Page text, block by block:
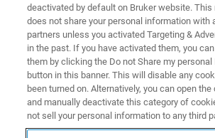
时间。
联系我们
deactivated by default on Bruker website. This
does not share your personal information with
partners unless you activated Targeting &
in the past. If you have activated them, you
them by clicking the Do not Share my
button in this banner. This will disable any
been turned on. Alternatively, you can open
and manually deactivate this category of
not sell your personal information to any third